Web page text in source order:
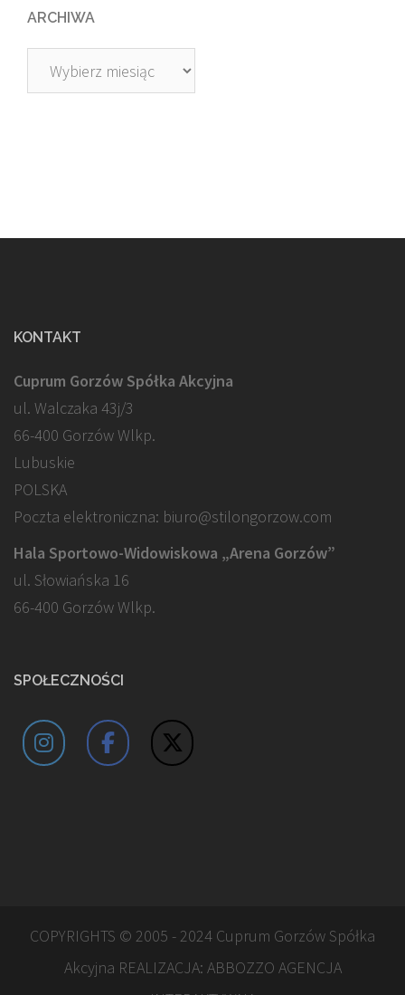
ARCHIWA
Archiwa
KONTAKT
Cuprum Gorzów Spółka Akcyjna
ul. Walczaka 43j/3
66-400 Gorzów Wlkp.
Lubuskie
POLSKA
Poczta elektroniczna: biuro@stilongorzow.com
Hala Sportowo-Widowiskowa „Arena Gorzów”
ul. Słowiańska 16
66-400 Gorzów Wlkp.
SPOŁECZNOŚCI
COPYRIGHTS © 2005 - 2024 Cuprum Gorzów Spółka
Akcyjna REALIZACJA: ABBOZZO AGENCJA